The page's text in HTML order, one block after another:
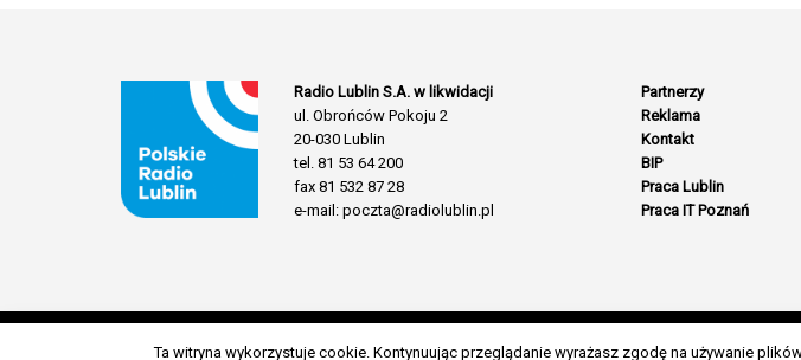
Radio Lublin S.A. w likwidacji
ul. Obrońców Pokoju 2
20-030 Lublin
tel. 81 53 64 200
fax 81 532 87 28
e-mail: poczta@radiolublin.pl
Partnerzy
Reklama
Kontakt
BIP
Praca Lublin
Praca IT Poznań
© 2026 Wszelkie prawa
Ta witryna wykorzystuje cookie. Kontynuując przeglądanie wyrażasz zgodę na używanie